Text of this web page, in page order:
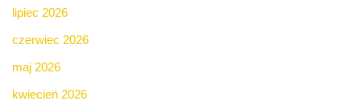
lipiec 2026
czerwiec 2026
maj 2026
kwiecień 2026